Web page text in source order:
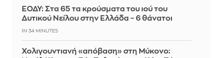
ΕΟΔΥ: Στα 65 τα κρούσματα του ιού του
Δυτικού Νείλου στην Ελλάδα – 6 θάνατοι
IN 34 MINUTES
Χολιγουντιανή «απόβαση» στη Μύκονο: